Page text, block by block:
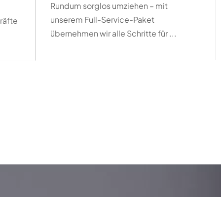
Rundum sorglos umziehen – mit
unserem Full-Service-Paket
übernehmen wir alle Schritte für ...